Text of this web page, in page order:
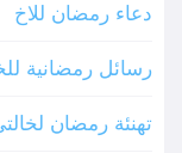
دعاء رمضان للاخ
رسائل رمضانية
تهنئة رمضان